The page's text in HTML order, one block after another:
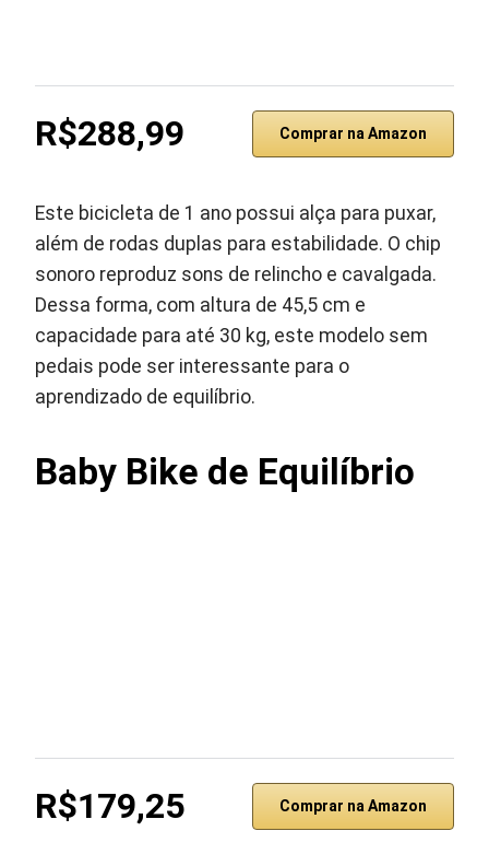
R$288,99 Comprar na Amazon
Este bicicleta de 1 ano possui alça para puxar,
além de rodas duplas para estabilidade. O chip
sonoro reproduz sons de relincho e cavalgada.
Dessa forma, com altura de 45,5 cm e
capacidade para até 30 kg, este modelo sem
pedais pode ser interessante para o
aprendizado de equilíbrio.
Baby Bike de Equilíbrio
R$179,25 Comprar na Amazon